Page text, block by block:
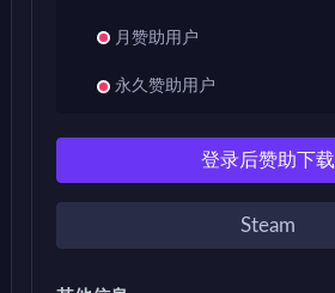
月赞助用户
永久赞助用户
登录后赞助下载
Steam